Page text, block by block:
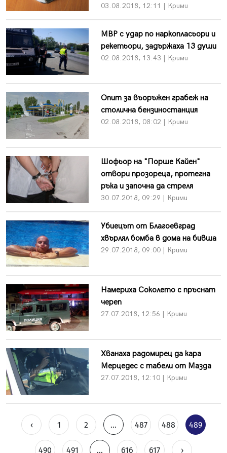
03.08.2018, 12:11 | Крими
МВР с удар по наркопласьори и
рекетьори, задържаха 13 души
02.08.2018, 13:43 | Крими
Опит за въоръжен грабеж на
столична бензиностанция
02.08.2018, 08:02 | Крими
Шофьор на "Порше Кайен"
отвори прозореца, протегна
ръка и започна да стреля
30.07.2018, 09:29 | Крими
Убиецът от Благоевград
хвърлял бомба в дома на бивша
29.07.2018, 09:00 | Крими
Намериха Соколето с пръснат
череп
27.07.2018, 12:56 | Крими
Хванаха радомирец да кара
Мерцедес с табели от Мазда
27.07.2018, 12:10 | Крими
‹ 1 2 ... 487 488 489
490 491 ... 616 617 ›